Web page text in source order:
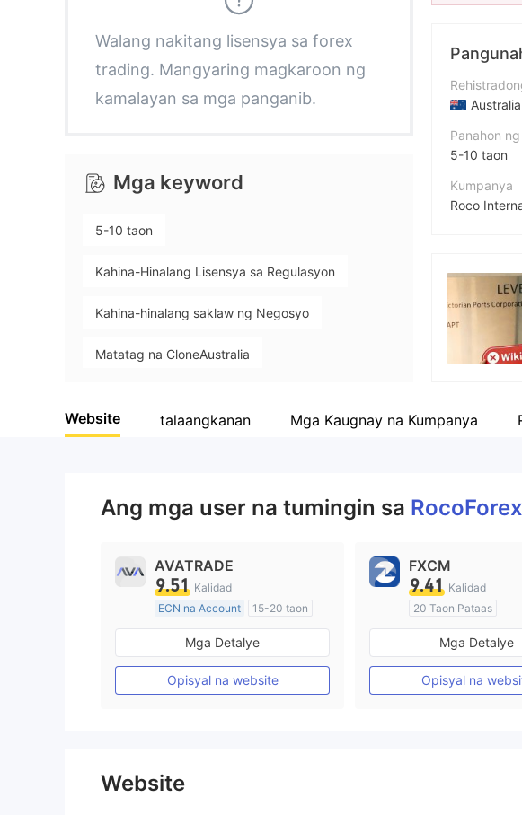
5
6
8
9
6
7
6
7
9
Walang nakitang lisensya sa forex
trading. Mangyaring magkaroon ng
kamalayan sa mga panganib.
Mga keyword
5-10 taon
Kahina-Hinalang Lisensya sa Regulasyon
Kahina-hinalang saklaw ng Negosyo
Matatag na CloneAustralia
Australia
Panahon
5-10 taon
Kumpanya
Roco
--
Website talaangkanan Mga Kaugnay na Kumpanya
Ang mga user na tumingin sa RocoForex
AVATRADE
9.51 Kalidad
ECN na Account
15-20 taon
Kinokontrol sa Australia
Paggawa ng Market (MM)
Pangunahing label na MT4
Mga Detalye
Opisyal na website
FXCM
9.41 Kalidad
20 Taon Pataas
Kinokontrol sa
Paggawa ng Market
Pangunahing label
Mga Detalye
Opisyal na
Website